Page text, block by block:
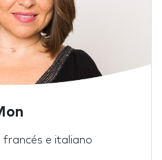
francés e italiano